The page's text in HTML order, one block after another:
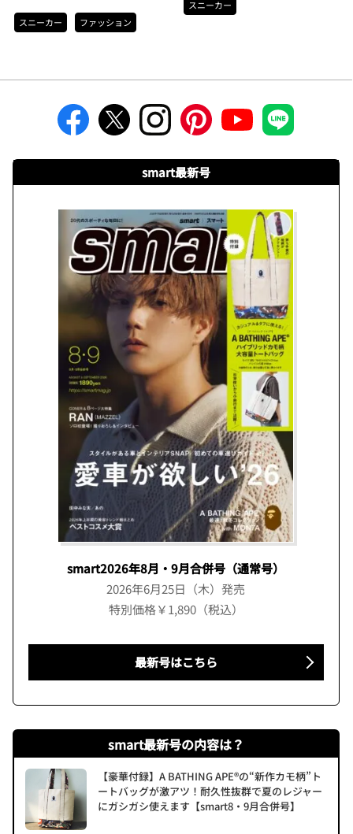
スニーカー ファッション
スニーカー
smart最新号
smart2026年8月・9月合併号（通常号）
2026年6月25日（木）発売
特別価格￥1,890（税込）
最新号はこちら
smart最新号の内容は？
【豪華付録】A BATHING APE®の“新作カモ柄”ト
ートバッグが激アツ！耐久性抜群で夏のレジャー
にガシガシ使えます【smart8・9月合併号】